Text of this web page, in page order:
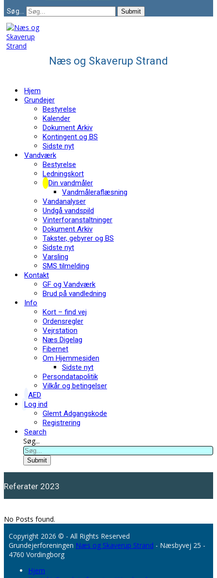
Søg...
Submit
Næs og Skaverup Strand
Hjem
Grundejer
Bestyrelse
Kalender
Dokument Arkiv
Kontingent og BS
Sidste nyt
Vandværk
Bestyrelse
Ledningskort
Din vandmåler
Vandmåleraflæsning
Vandanalyser
Undgå vandspild
Vinterforanstaltninger
Dokument Arkiv
Takster, gebyrer og BS
Sidste nyt
Varsling
SMS tilmelding
Kontakt
GF og Vandværk
Brud på vandledning
Info
Kort – find vej
Ordensregler
Vejrstation
Næs Digelag
Fibernet
Om Hjemmesiden
Sidste nyt
Persondatapolitik
Vilkår og betingelser
AED
Log ind
Glemt Adgangskode
Registrering
Search
Søg...
Submit
Referater 2023
No Posts found.
Copyright 2026 © - All Rights Reserved
Grundejerforeningen Næs og Skaverup Strand - Næsbyvej 25 -
4760 Vordingborg
Hjem